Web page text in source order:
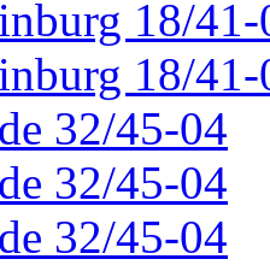
18/41-
18/41-
32/45-04
32/45-04
32/45-04